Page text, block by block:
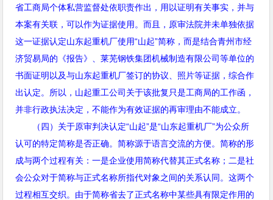
省工商局个体私营监督处依职责作出，用以证明有关事实，并与
本案有关联，可以作为证据使用。而且，原审法院并未单独依据
这一证据认定山东起重机厂使用“山起”简称，而是结合青州市经
济贸易局的《报告》、莱芜钢铁集团机械制造有限公司等单位的
书面证明以及与山东起重机厂签订的协议、照片等证据，综合作
出认定。所以，山起重工公司关于该批复只是工商局的工作函，
并非行政执法决定，不能作为有效证据的再审理由不能成立。
（四）关于原审判决认定“山起”是“山东起重机厂”为公众所
认可的特定简称是否正确。简称源于语言交流的方便。简称的形
成与两个过程有关：一是企业使用简称代替其正式名称；二是社
会公众对于简称与正式名称所指代对象之间的关系认同。这两个
过程相互交织。由于简称省去了正式名称中某些具有限定作用的